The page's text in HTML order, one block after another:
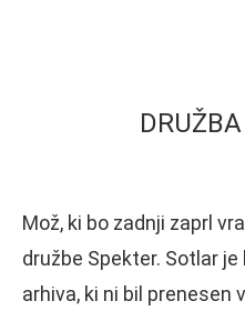
Mož, ki bo zadnji zaprl
družbe Spekter. Sotlar
arhiva, ki ni bil prenesen